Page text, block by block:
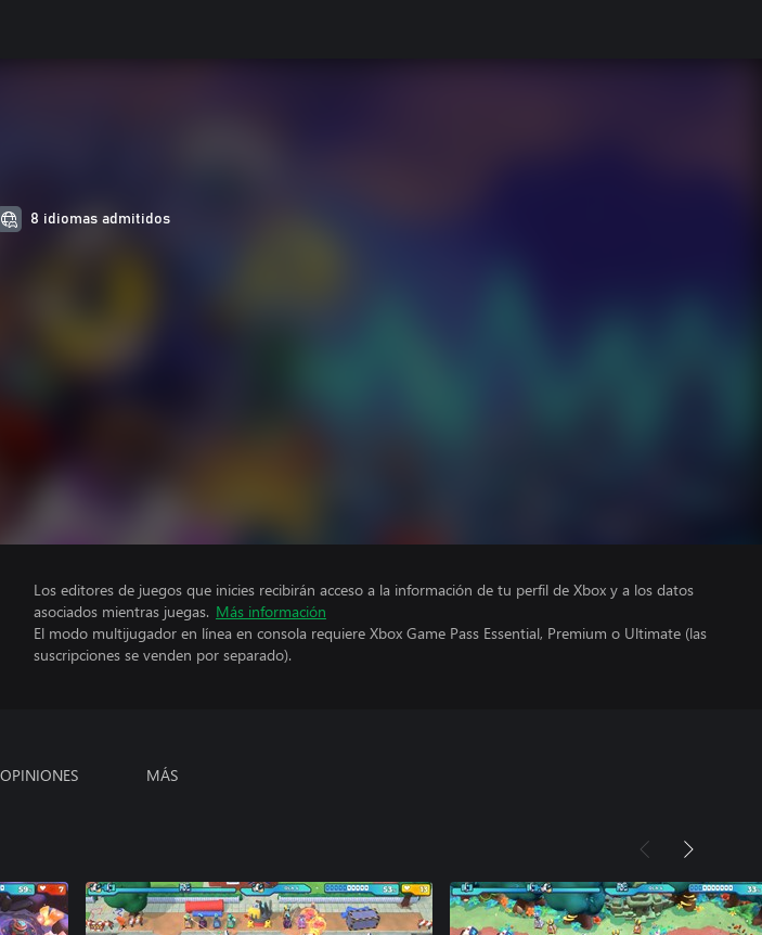
8 idiomas admitidos
Los editores de juegos que inicies recibirán acceso a la información de tu perfil de Xbox y a los datos
asociados mientras juegas. Más información
El modo multijugador en línea en consola requiere Xbox Game Pass Essential, Premium o Ultimate (las
suscripciones se venden por separado).
OPINIONES MÁS